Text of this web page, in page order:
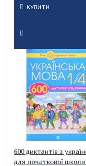
КУПИТИ
600 диктантів з
для початкової школи